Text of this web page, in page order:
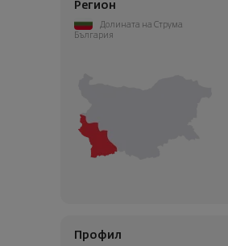
Регион
Долината на Струма
България
Профил